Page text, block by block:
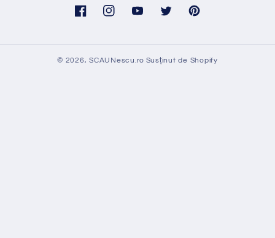
FacebookInstagramYouTubeTwitter Pinterest
© 2026,SCAUNescu.ro Susținut de Shopify